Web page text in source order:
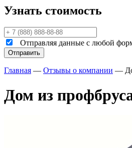
Узнать стоимость
Отправляя данные с любой
Главная — Отзывы о компании —
Дом из